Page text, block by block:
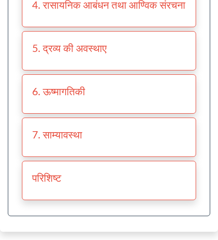
4. रासायनिक आबंधन तथा आण्विक संरचना
5. द्रव्य की अवस्थाए
6. ऊष्मागतिकी
7. साम्यावस्था
परिशिष्ट